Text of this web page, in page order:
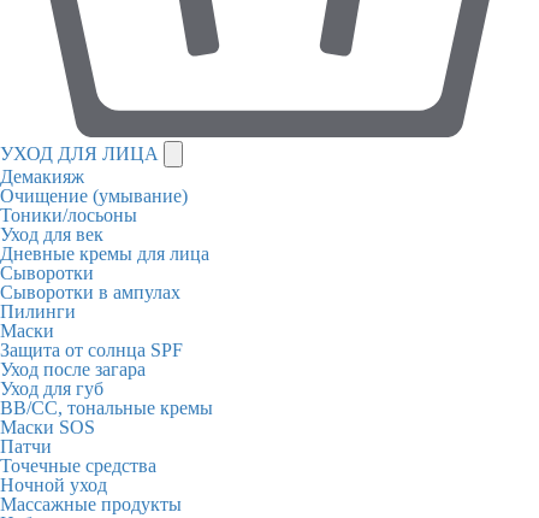
УХОД ДЛЯ ЛИЦА
Демакияж
Очищение (умывание)
Тоники/лосьоны
Уход для век
Дневные кремы для лица
Сыворотки
Сыворотки в ампулах
Пилинги
Маски
Защита от солнца SPF
Уход после загара
Уход для губ
BB/CC, тональные кремы
Маски SOS
Патчи
Точечные средства
Ночной уход
Массажные продукты